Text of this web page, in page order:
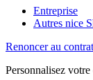
Entreprise
Autres nice
Renoncer au contrat
Personnalisez